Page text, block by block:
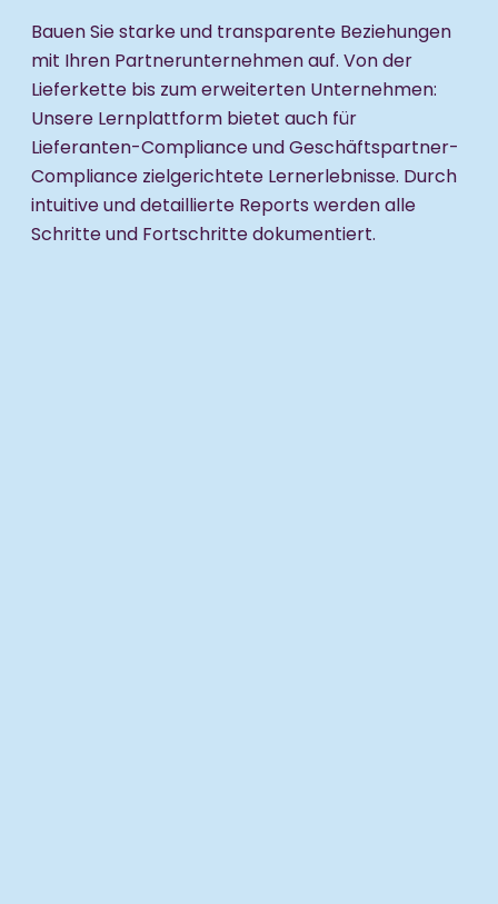
Bauen Sie starke und transparente Beziehungen
mit Ihren Partnerunternehmen auf. Von der
Lieferkette bis zum erweiterten Unternehmen:
Unsere Lernplattform bietet auch für
Lieferanten-Compliance und Geschäftspartner-
Compliance zielgerichtete Lernerlebnisse. Durch
intuitive und detaillierte Reports werden alle
Schritte und Fortschritte dokumentiert.